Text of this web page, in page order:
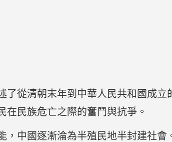
了從清朝末年到中華人民共和國成立
民族危亡之際的奮鬥與抗爭。
中國逐漸淪為半殖民地半封建社會